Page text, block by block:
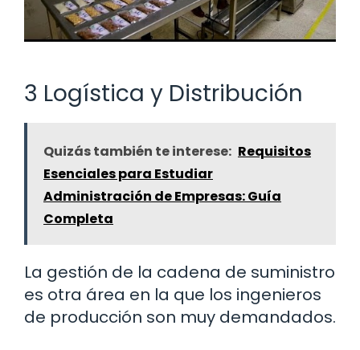
3 Logística y Distribución
Quizás también te interese: Requisitos
Esenciales para Estudiar
Administración de Empresas: Guía
Completa
La gestión de la cadena de suministro
es otra área en la que los ingenieros
de producción son muy demandados.